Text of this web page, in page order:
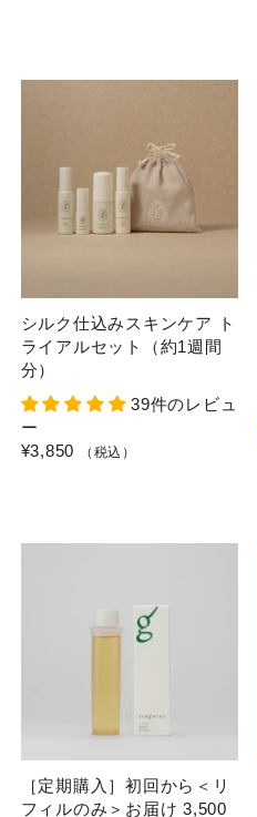
シルク仕込みスキンケア ト
ライアルセット（約1週間
分）
39件のレビュ
ー
¥3,850
（税込）
［定期購入］初回から＜リ
フィルのみ＞お届け 3,500